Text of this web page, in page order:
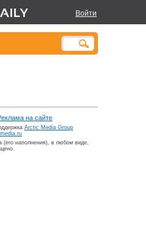
Войти
на сайте
Arctic Media Group
(его наполнения), в любом виде,